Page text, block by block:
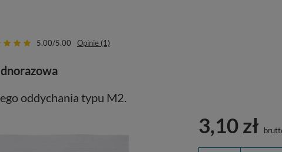
5.00/5.00 Opinie (1)
oddychania typu M2.
3,10 zł